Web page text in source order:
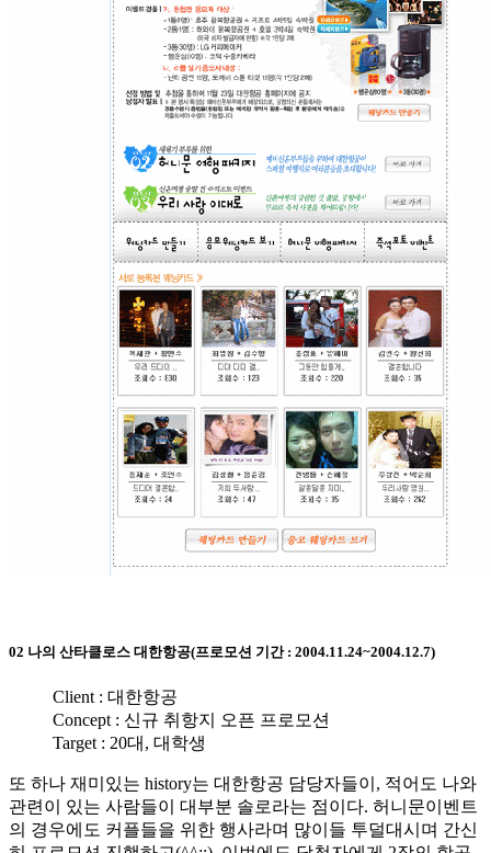
02 나의 산타클로스 대한항공(프로모션 기간 : 2004.11.24~2004.12.7)
Client : 대한항공
Concept : 신규 취항지 오픈 프로모션
Target : 20대, 대학생
또 하나 재미있는 history는 대한항공 담당자들이, 적어도 나와
관련이 있는 사람들이 대부분 솔로라는 점이다. 허니문이벤트
의 경우에도 커플들을 위한 행사라며 많이들 투덜대시며 간신